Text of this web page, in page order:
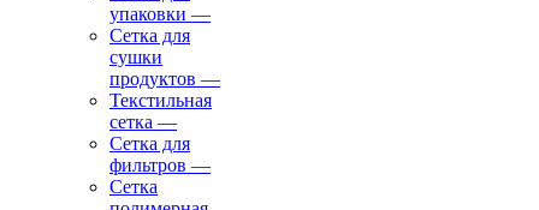
упаковки —
Сетка для
сушки
продуктов —
Текстильная
сетка —
Сетка для
фильтров —
Сетка